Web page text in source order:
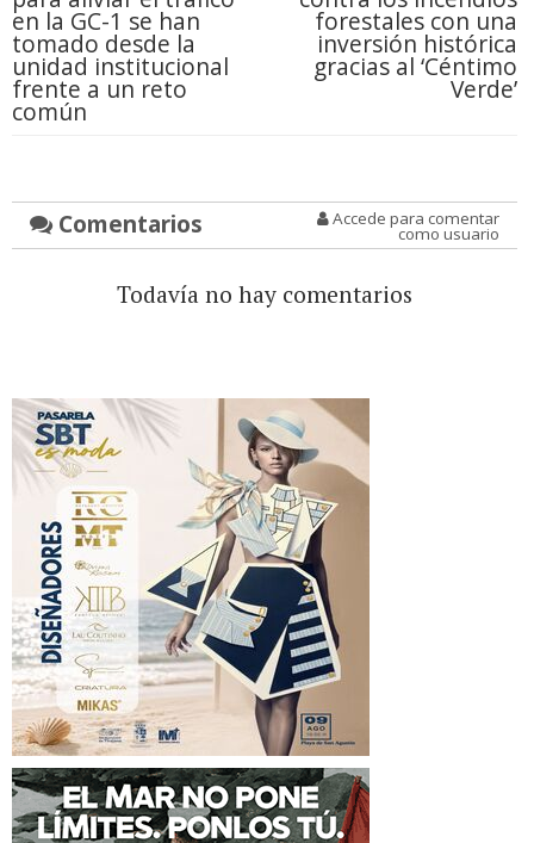
en la GC-1 se han
tomado desde la
unidad institucional
frente a un reto
común
forestales con una
inversión histórica
gracias al ‘Céntimo
Verde’
Comentarios Accede para comentar
como usuario
Todavía no hay comentarios